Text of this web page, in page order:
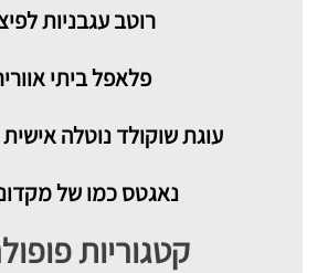
רוטב עגבניות
פלאפל ביתי
עוגת שוקולד נוטלה
נאגטס כמו של
קטגוריות